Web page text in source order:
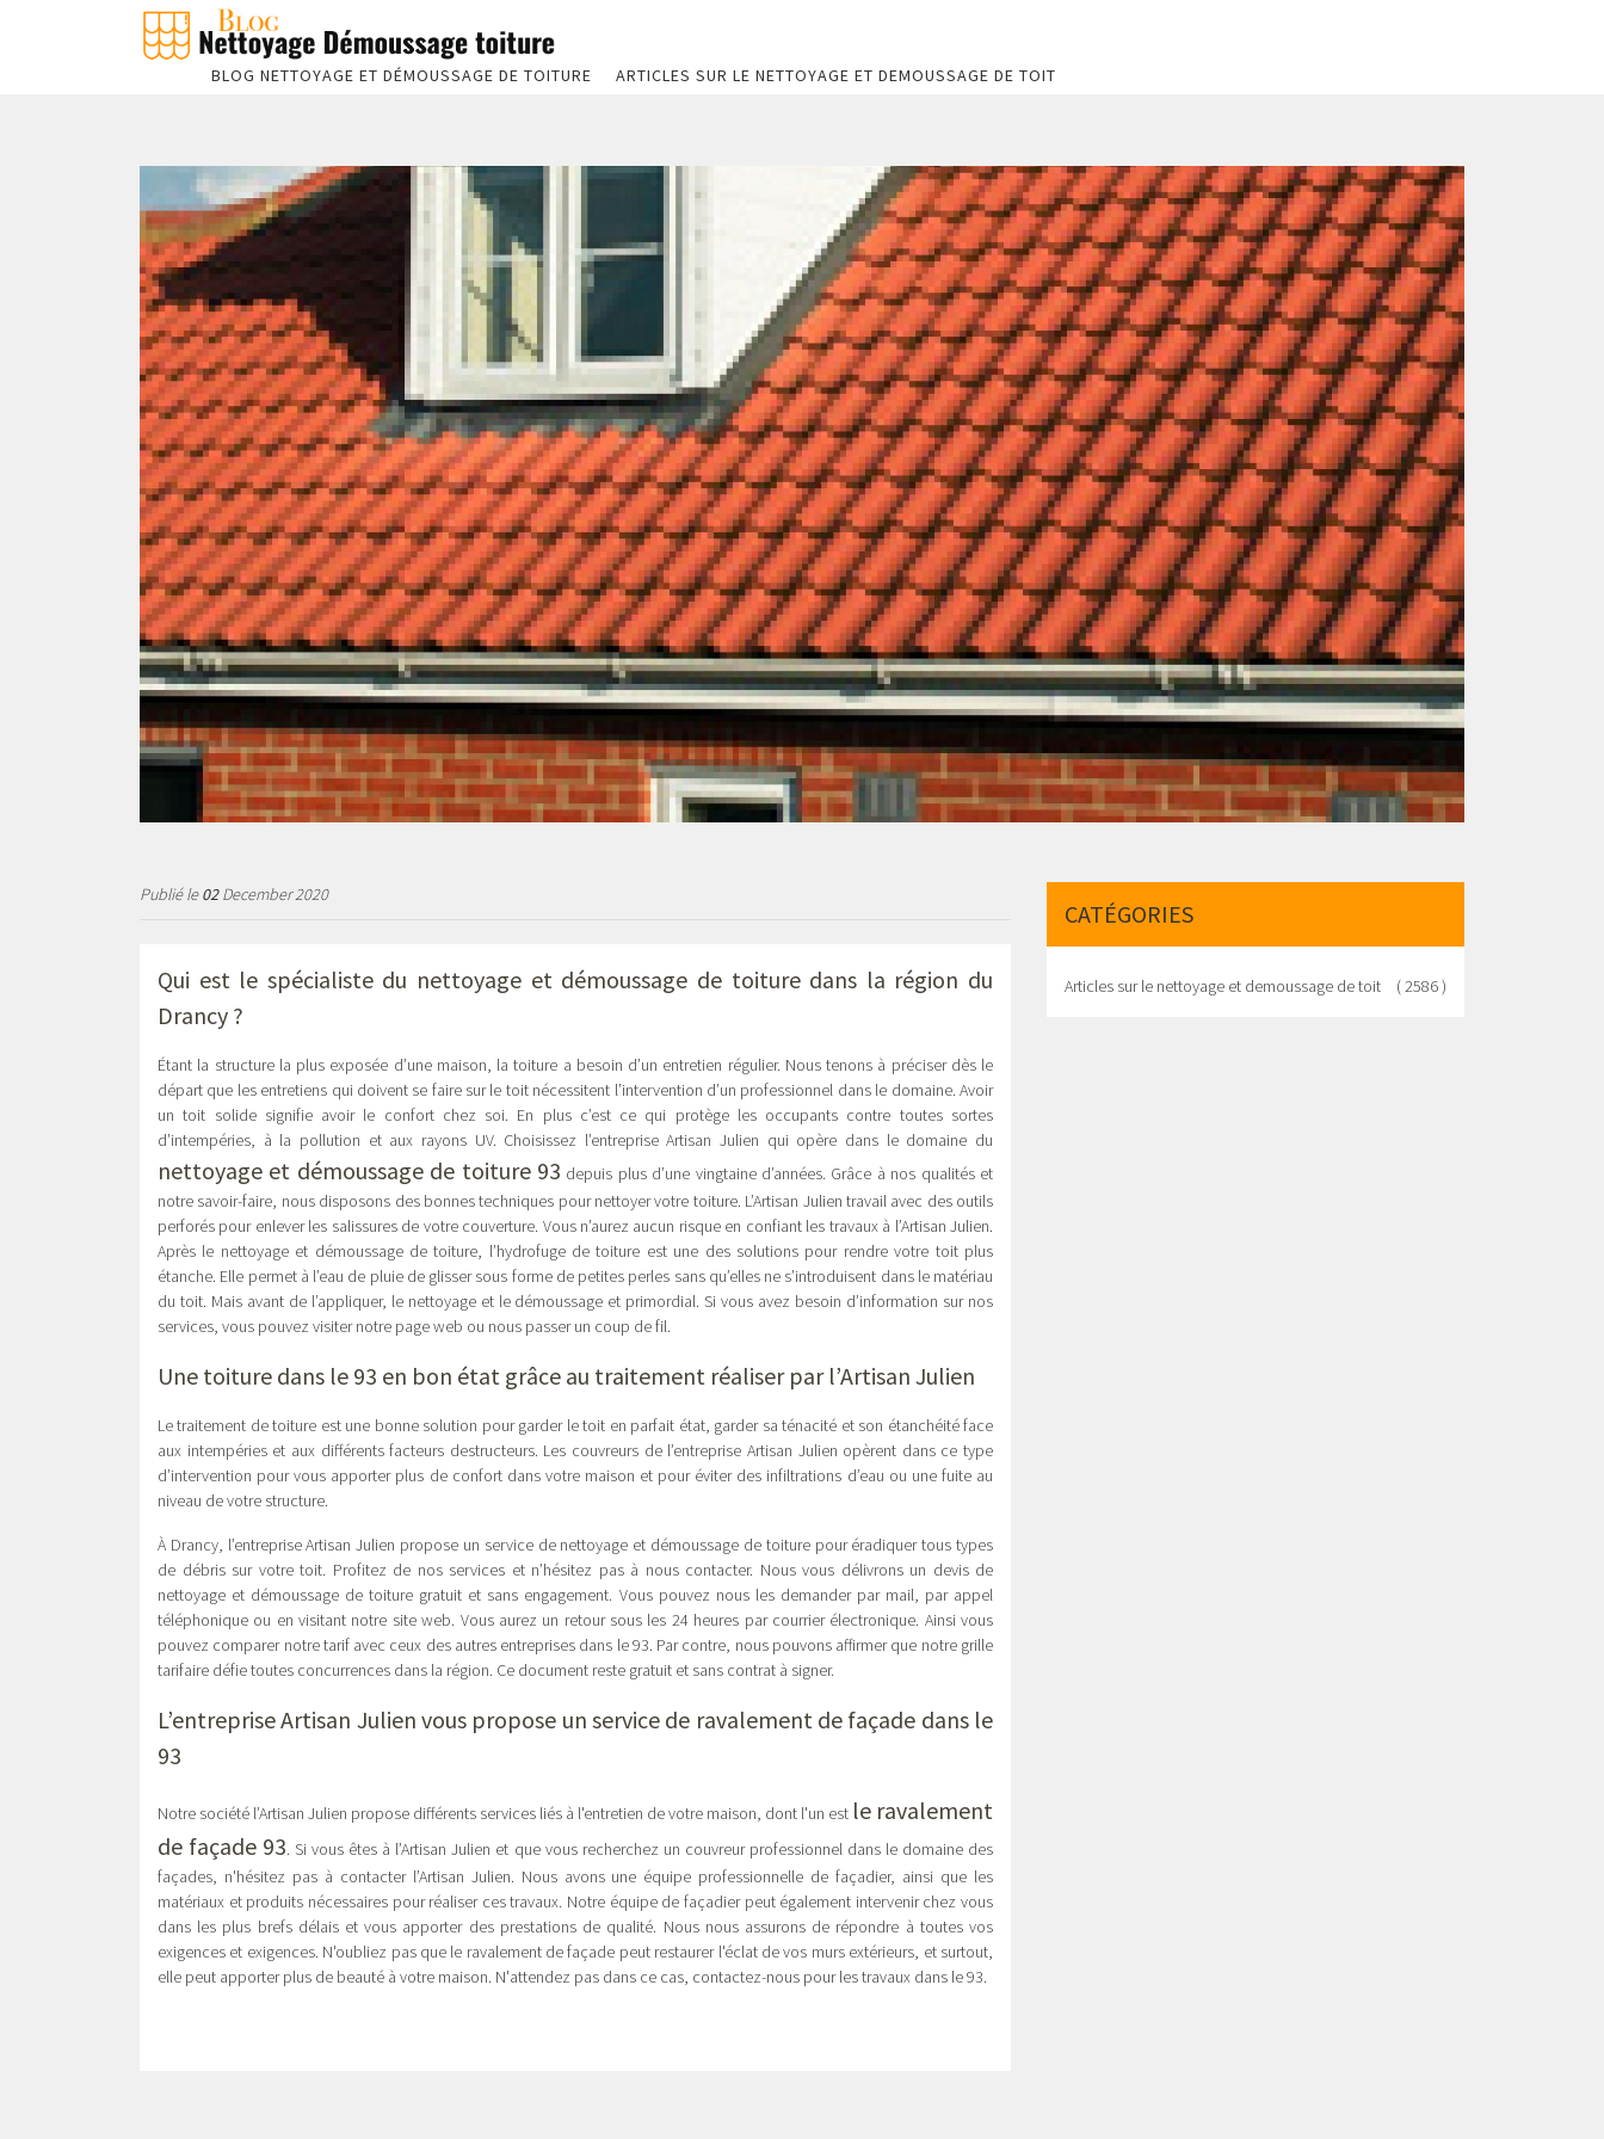
BLOG NETTOYAGE ET DÉMOUSSAGE DE TOITURE ARTICLES SUR LE NETTOYAGE ET DEMOUSSAGE DE TOIT
Publié le02December 2020
Qui est le spécialiste du nettoyage et démoussage de toiture dans la région du
Drancy ?
Étant la structure la plus exposée d’une maison, la toiture a besoin d’un entretien régulier. Nous tenons à préciser dès le
départ que les entretiens qui doivent se faire sur le toit nécessitent l’intervention d’un professionnel dans le domaine. Avoir
un toit solide signifie avoir le confort chez soi. En plus c’est ce qui protège les occupants contre toutes sortes
d’intempéries, à la pollution et aux rayons UV. Choisissez l’entreprise Artisan Julien qui opère dans le domaine du
nettoyage et démoussage de toiture 93 depuis plus d’une vingtaine d’années. Grâce à nos qualités et
notre savoir-faire, nous disposons des bonnes techniques pour nettoyer votre toiture. L’Artisan Julien travail avec des outils
perforés pour enlever les salissures de votre couverture. Vous n’aurez aucun risque en confiant les travaux à l’Artisan Julien.
Après le nettoyage et démoussage de toiture, l’hydrofuge de toiture est une des solutions pour rendre votre toit plus
étanche. Elle permet à l’eau de pluie de glisser sous forme de petites perles sans qu’elles ne s’introduisent dans le matériau
du toit. Mais avant de l’appliquer, le nettoyage et le démoussage et primordial. Si vous avez besoin d’information sur nos
services, vous pouvez visiter notre page web ou nous passer un coup de fil.
Une toiture dans le 93 en bon état grâce au traitement réaliser par l’Artisan Julien
Le traitement de toiture est une bonne solution pour garder le toit en parfait état, garder sa ténacité et son étanchéité face
aux intempéries et aux différents facteurs destructeurs. Les couvreurs de l’entreprise Artisan Julien opèrent dans ce type
d’intervention pour vous apporter plus de confort dans votre maison et pour éviter des infiltrations d’eau ou une fuite au
niveau de votre structure.
À Drancy, l’entreprise Artisan Julien propose un service de nettoyage et démoussage de toiture pour éradiquer tous types
de débris sur votre toit. Profitez de nos services et n’hésitez pas à nous contacter. Nous vous délivrons un devis de
nettoyage et démoussage de toiture gratuit et sans engagement. Vous pouvez nous les demander par mail, par appel
téléphonique ou en visitant notre site web. Vous aurez un retour sous les 24 heures par courrier électronique. Ainsi vous
pouvez comparer notre tarif avec ceux des autres entreprises dans le 93. Par contre, nous pouvons affirmer que notre grille
tarifaire défie toutes concurrences dans la région. Ce document reste gratuit et sans contrat à signer.
L’entreprise Artisan Julien vous propose un service de ravalement de façade dans le
93
Notre société l’Artisan Julien propose différents services liés à l'entretien de votre maison, dont l'un est le ravalement
de façade 93. Si vous êtes à l’Artisan Julien et que vous recherchez un couvreur professionnel dans le domaine des
façades, n'hésitez pas à contacter l’Artisan Julien. Nous avons une équipe professionnelle de façadier, ainsi que les
matériaux et produits nécessaires pour réaliser ces travaux. Notre équipe de façadier peut également intervenir chez vous
dans les plus brefs délais et vous apporter des prestations de qualité. Nous nous assurons de répondre à toutes vos
exigences et exigences. N'oubliez pas que le ravalement de façade peut restaurer l'éclat de vos murs extérieurs, et surtout,
elle peut apporter plus de beauté à votre maison. N'attendez pas dans ce cas, contactez-nous pour les travaux dans le 93.
CATÉGORIES
Articles sur le nettoyage et demoussage de toit ( 2586 )